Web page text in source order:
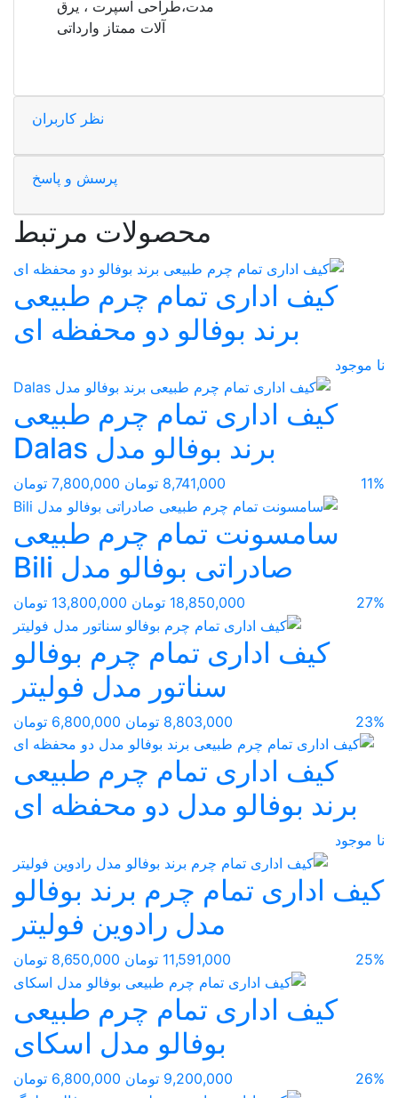
مدت،طراحی اسپرت ، یرق
آلات ممتاز وارداتی
نظر کاربران
پرسش و پاسخ
محصولات مرتبط
کیف اداری تمام چرم طبیعی
برند بوفالو دو محفظه ای
نا موجود
کیف اداری تمام چرم طبیعی
برند بوفالو مدل Dalas
11% 8,741,000 تومان 7,800,000 تومان
سامسونت تمام چرم طبیعی
صادراتی بوفالو مدل Bili
27% 18,850,000 تومان 13,800,000 تومان
کیف اداری تمام چرم بوفالو
سناتور مدل فولیتر
23% 8,803,000 تومان 6,800,000 تومان
کیف اداری تمام چرم طبیعی
برند بوفالو مدل دو محفظه ای
نا موجود
کیف اداری تمام چرم برند بوفالو
مدل رادوین فولیتر
25% 11,591,000 تومان 8,650,000 تومان
کیف اداری تمام چرم طبیعی
بوفالو مدل اسکای
26% 9,200,000 تومان 6,800,000 تومان